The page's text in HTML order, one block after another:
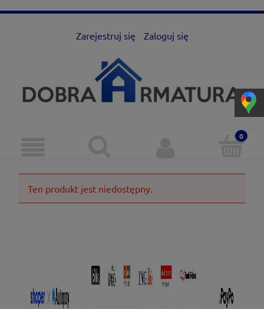
Zarejestruj się Zaloguj się
Ten produkt jest niedostępny.